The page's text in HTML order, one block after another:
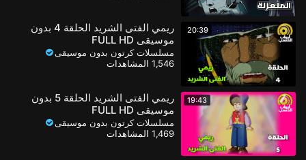
20:39
ريمي الفتى الشريد الحلقة 4 بدون
موسيقى FULL HD
مسلسلات كرتون بدون موسيقى
1,546 المشاهدات
19:43
ريمي الفتى الشريد الحلقة 5 بدون
موسيقى FULL HD
مسلسلات كرتون بدون موسيقى
1,469 المشاهدات